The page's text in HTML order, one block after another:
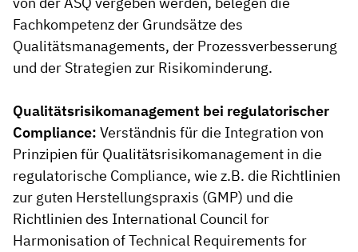
Fachkompetenz der Grundsätze des
Qualitätsmanagements, der Prozessverbesserung
und der Strategien zur Risikominderung.
Qualitätsrisikomanagement bei regulatorischer
Compliance: Verständnis für die Integration von
Prinzipien für Qualitätsrisikomanagement in die
regulatorische Compliance, wie z.B. die Richtlinien
zur guten Herstellungspraxis (GMP) und die
Richtlinien des International Council for
Harmonisation of Technical Requirements for